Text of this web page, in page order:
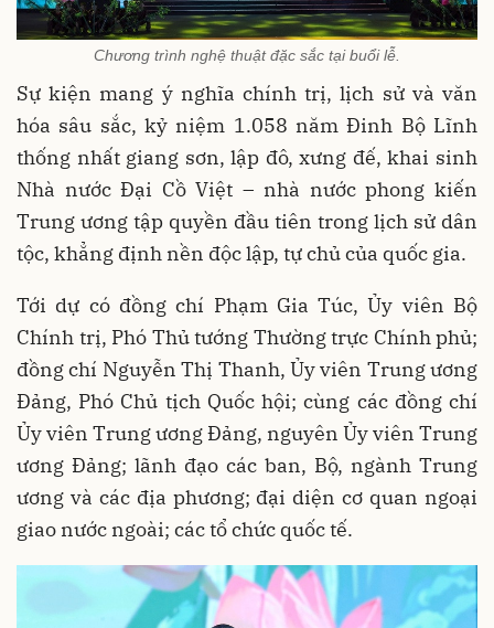
Chương trình nghệ thuật đặc sắc tại buổi lễ.
Sự kiện mang ý nghĩa chính trị, lịch sử và văn
hóa sâu sắc, kỷ niệm 1.058 năm Đinh Bộ Lĩnh
thống nhất giang sơn, lập đô, xưng đế, khai sinh
Nhà nước Đại Cồ Việt – nhà nước phong kiến
Trung ương tập quyền đầu tiên trong lịch sử dân
tộc, khẳng định nền độc lập, tự chủ của quốc gia.
Tới dự có đồng chí Phạm Gia Túc, Ủy viên Bộ
Chính trị, Phó Thủ tướng Thường trực Chính phủ;
đồng chí Nguyễn Thị Thanh, Ủy viên Trung ương
Đảng, Phó Chủ tịch Quốc hội; cùng các đồng chí
Ủy viên Trung ương Đảng, nguyên Ủy viên Trung
ương Đảng; lãnh đạo các ban, Bộ, ngành Trung
ương và các địa phương; đại diện cơ quan ngoại
giao nước ngoài; các tổ chức quốc tế.